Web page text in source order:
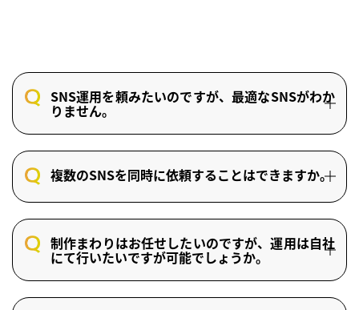
SNS運用を頼みたいのですが、最適なSNSがわか
りません。
複数のSNSを同時に依頼することはできますか。
制作まわりはお任せしたいのですが、運用は自社
にて行いたいですが可能でしょうか。